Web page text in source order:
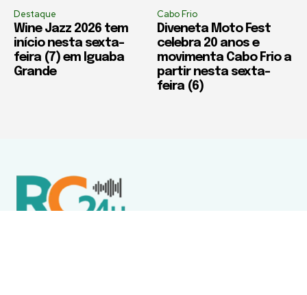
Destaque
Wine Jazz 2026 tem
início nesta sexta-
feira (7) em Iguaba
Grande
Cabo Frio
Diveneta Moto Fest
celebra 20 anos e
movimenta Cabo Frio a
partir nesta sexta-
feira (6)